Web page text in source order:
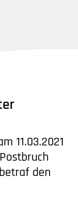
11.03.2021
den